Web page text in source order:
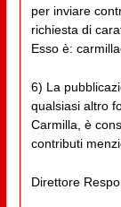
per inviare
richiesta di
Esso è:
6) La
qualsiasi altro
Carmilla, è
contributi
Direttore